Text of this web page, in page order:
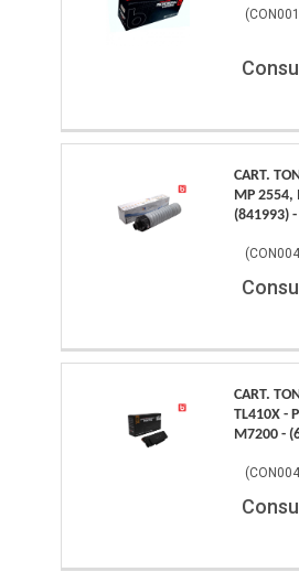
(
CART.
MP 2554,
(841993)
(
CART.
TL410X -
M7200 -
(